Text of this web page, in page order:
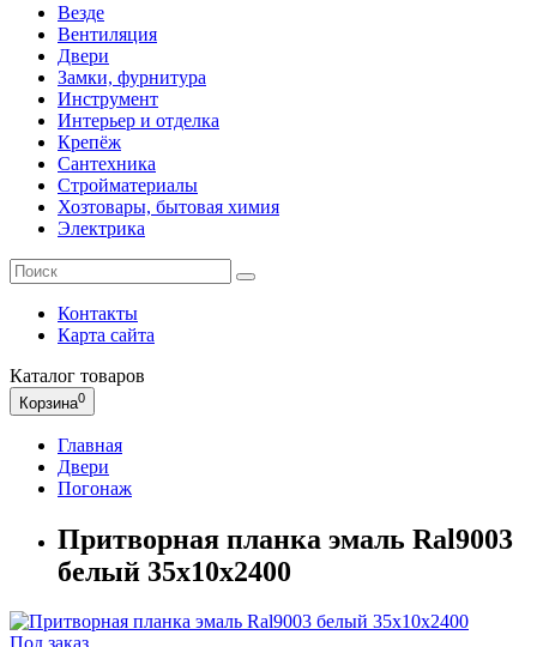
Везде
Вентиляция
Двери
Замки, фурнитура
Инструмент
Интерьер и отделка
Крепёж
Сантехника
Стройматериалы
Хозтовары, бытовая химия
Электрика
Контакты
Карта сайта
Каталог товаров
Корзина0
Главная
Двери
Погонаж
Притворная планка эмаль Ral9003
белый 35х10х2400